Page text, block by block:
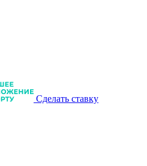
Сделать ставку